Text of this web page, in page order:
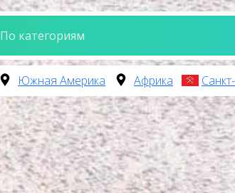
По категориям
Южная Америка Африка